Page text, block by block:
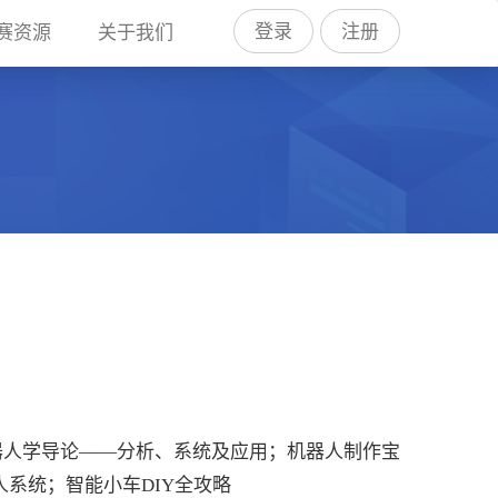
资源 关于我们 登录 注册
人学导论——分析、系统及应用；机器人制作宝
系统；智能小车DIY全攻略